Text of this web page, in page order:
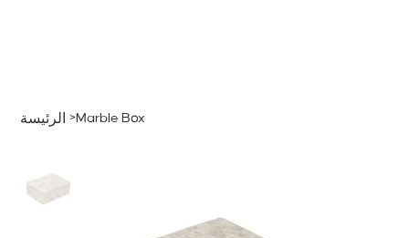
الرئيسة >Marble Box